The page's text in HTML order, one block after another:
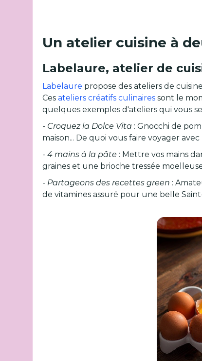
Un atelier cuisine à
Labelaure, atelier de
Labelaure propose des ateliers de
Cesateliers créatifs culinaires sont le
quelques exemples d'ateliers qui vous
- Croquez la Dolce Vita : Gnocchi de
maison... De quoi vous faire voyager
-4 mains à la pâte : Mettre vos mains
graines et une brioche tressée
- Partageons des recettes green :
de vitamines assuré pour une belle